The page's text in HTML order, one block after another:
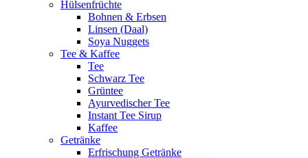
Hülsenfrüchte
Bohnen & Erbsen
Linsen (Daal)
Soya Nuggets
Tee & Kaffee
Tee
Schwarz Tee
Grüntee
Ayurvedischer Tee
Instant Tee Sirup
Kaffee
Getränke
Erfrischung Getränke